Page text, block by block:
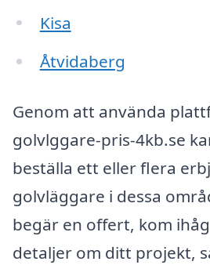
Kisa
Åtvidaberg
Genom att använda
golvlggare-pris-4kb.se
beställa ett eller flera
golvläggare i dessa
begär en offert, kom
detaljer om ditt projekt,